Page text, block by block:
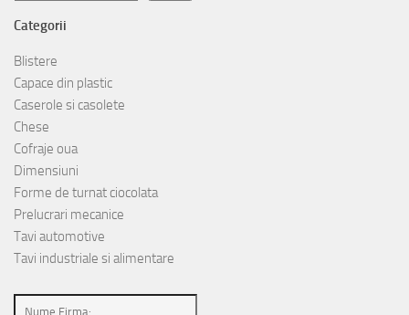
Categorii
Blistere
Capace din plastic
Caserole si casolete
Chese
Cofraje oua
Dimensiuni
Forme de turnat ciocolata
Prelucrari mecanice
Tavi automotive
Tavi industriale si alimentare